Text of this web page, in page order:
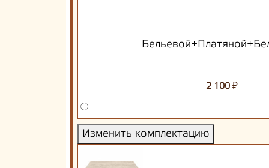
2 100 ₽
Изменить комплектацию